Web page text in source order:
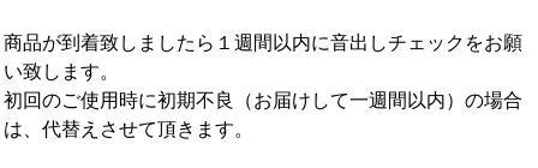
商品が到着致しましたら１週間以内に音出しチェックをお願
い致します。
初回のご使用時に初期不良（お届けして一週間以内）の場合
は、代替えさせて頂きます。